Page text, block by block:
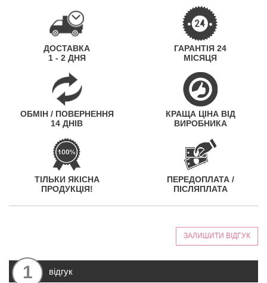
ДОСТАВКА
1 - 2 ДНЯ
ГАРАНТІЯ 24
МІСЯЦЯ
ОБМІН / ПОВЕРНЕННЯ
14 ДНІВ
КРАЩА ЦІНА ВІД
ВИРОБНИКА
ТІЛЬКИ ЯКІСНА
ПРОДУКЦІЯ!
ПЕРЕДОПЛАТА /
ПІСЛЯПЛАТА
ЗАЛИШИТИ ВІДГУК
1 відгук